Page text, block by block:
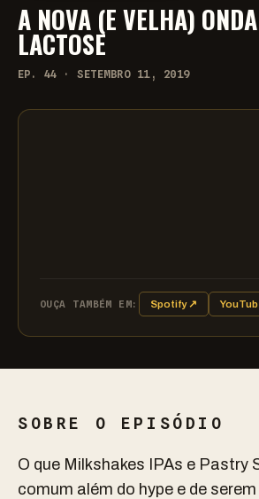
A NOVA (E VELHA)
LACTOSE
EP. 44 · SETEMBRO 11, 2019
OUÇA TAMBÉM EM: Spotify ↗
SOBRE O EPISÓDIO
O que Milkshakes IPAs e Pastry
comum além do hype e de